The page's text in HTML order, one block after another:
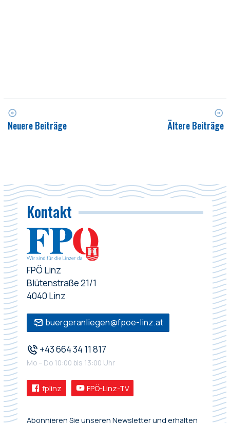
Neuere Beiträge Ältere Beiträge
Kontakt
FPÖ Linz
Blütenstraße 21/1
4040 Linz
buergeranliegen@fpoe-linz.at
+43 664 34 11 817
Mo – Do 10:00 bis 13:00 Uhr
fplinz FPÖ-Linz-TV
Abonnieren Sie unseren Newsletter und erhalten